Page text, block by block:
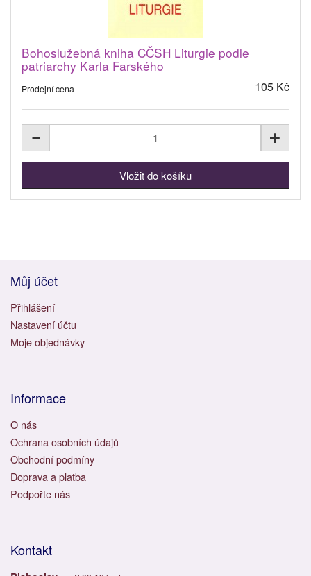
Bohoslužebná kniha CČSH Liturgie podle
patriarchy Karla Farského
Prodejní cena 105 Kč
Můj účet
Přihlášení
Nastavení účtu
Moje objednávky
Informace
O nás
Ochrana osobních údajů
Obchodní podmíny
Doprava a platba
Podpořte nás
Kontakt